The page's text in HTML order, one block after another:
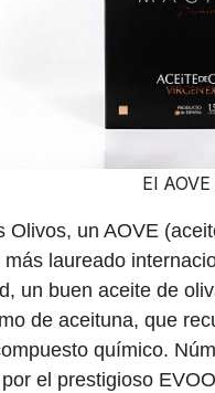
El
Olivos, un AOVE
más laureado
un buen aceite de
de aceituna, que
químico.
el prestigioso